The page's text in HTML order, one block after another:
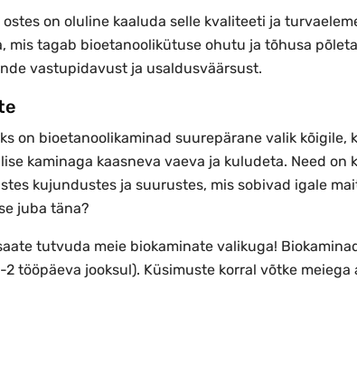
ostes on oluline kaaluda selle kvaliteeti ja
mis tagab bioetanoolikütuse ohutu ja tõhusa
vastupidavust ja usaldusväärsust.
on bioetanoolikaminad suurepärane valik
kaminaga kaasneva vaeva ja kuludeta. Need on
kujundustes ja suurustes, mis sobivad igale
juba täna?
tutvuda meie biokaminate valikuga!
2 tööpäeva jooksul). Küsimuste korral võtke